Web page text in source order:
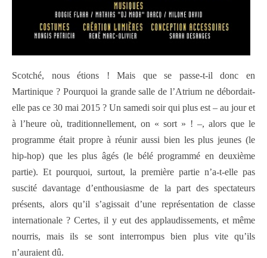
Scotché, nous étions ! Mais que se passe-t-il donc en
Martinique ? Pourquoi la grande salle de l’Atrium ne débordait-
elle pas ce 30 mai 2015 ? Un samedi soir qui plus est – au jour et
à l’heure où, traditionnellement, on « sort » ! –, alors que le
programme était propre à réunir aussi bien les plus jeunes (le
hip-hop) que les plus âgés (le bélé programmé en deuxième
partie). Et pourquoi, surtout, la première partie n’a-t-elle pas
suscité davantage d’enthousiasme de la part des spectateurs
présents, alors qu’il s’agissait d’une représentation de classe
internationale ? Certes, il y eut des applaudissements, et même
nourris, mais ils se sont interrompus bien plus vite qu’ils
n’auraient dû.